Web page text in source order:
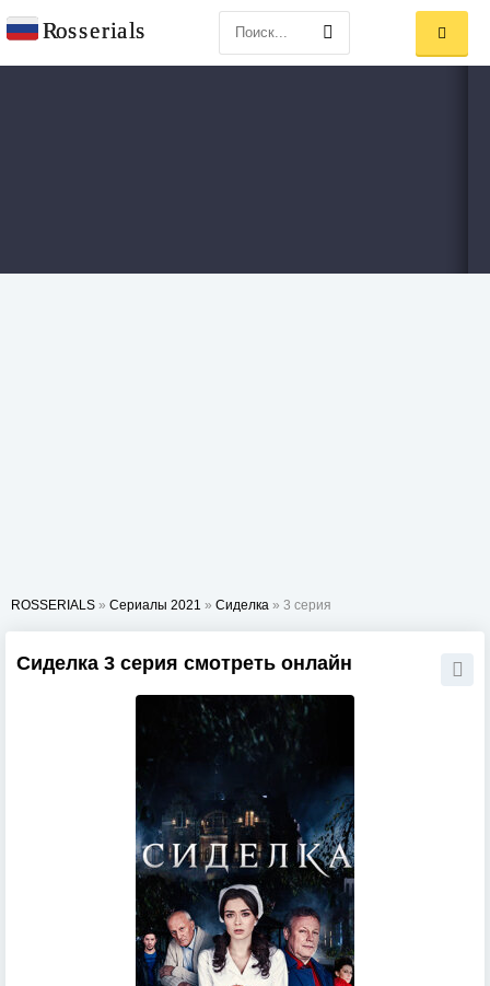
ROSSERIALS » Сериалы 2021 » Сиделка » 3 серия
Сиделка 3 серия смотреть онлайн